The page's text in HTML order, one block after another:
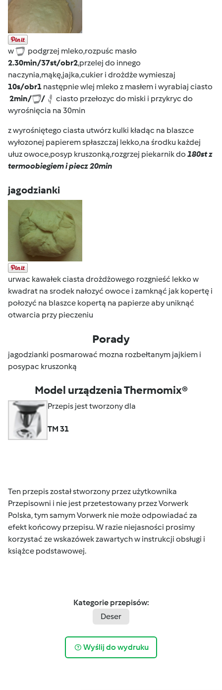
w
podgrzej mleko,rozpuśc masło
2.30min/37st/obr2,przelej do innego
naczynia,mąkę,jajka,cukier i drożdże wymieszaj
10s/obr1 następnie wlej mleko z masłem i wyrabiaj ciasto
2min/
/
ciasto przełozyc do miski i przykryc do
wyrośnięcia na 30min
z wyrośniętego ciasta utwórz kulki kładąc na blaszce
wyłozonej papierem spłaszczaj lekko,na środku każdej
ułuz owoce,posyp kruszonką,rozgrzej piekarnik do 180st z
termoobiegiem i piecz 20min
jagodzianki
urwac kawałek ciasta drożdżowego rozgnieść lekko w
kwadrat na srodek nałozyć owoce i zamknąć jak kopertę i
połozyć na blaszce kopertą na papierze aby uniknąć
otwarcia przy pieczeniu
Porady
jagodzianki posmarować mozna rozbełtanym jajkiem i
posypac kruszonką
Model urządzenia Thermomix®
Przepis jest tworzony dla
TM 31
Ten przepis został stworzony przez użytkownika
Przepisowni i nie jest przetestowany przez Vorwerk
Polska, tym samym Vorwerk nie może odpowiadać za
efekt końcowy przepisu. W razie niejasności prosimy
korzystać ze wskazówek zawartych w instrukcji obsługi i
książce podstawowej.
Kategorie przepisów:
Deser
Wyślij do wydruku